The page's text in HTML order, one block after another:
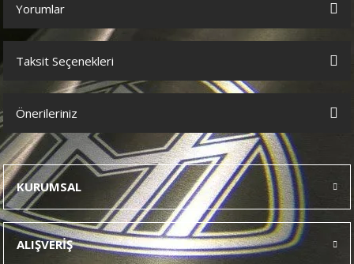
Yorumlar
Bu ürüne ilk yorumu siz yapın!
Taksit Seçenekleri
Önerileriniz
Bu ürünün fiyat bilgisi, resim, ürün açıklamalarında ve diğer
konularda yetersiz gördüğünüz noktaları öneri formunu kullanarak
tarafımıza iletebilirsiniz.
Görüş ve önerileriniz için teşekkür ederiz.
Ürün resmi kalitesiz, bozuk veya görüntülenemiyor.
Ürün açıklamasında eksik bilgiler bulunuyor.
KURUMSAL
ALIŞVERİŞ